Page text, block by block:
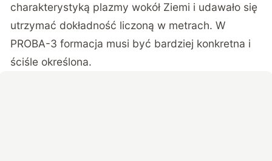
charakterystyką plazmy wokół Ziemi i udawało się
utrzymać dokładność liczoną w metrach. W
PROBA-3 formacja musi być bardziej konkretna i
ściśle określona.